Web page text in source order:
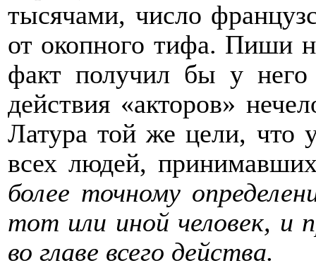
тысячами, число
от окопного тифа. Пиши
факт получил бы у
действия «акторов»
Латура той же цели, что
всех людей,
более точному
тот или иной человек, и
во главе всего действа.